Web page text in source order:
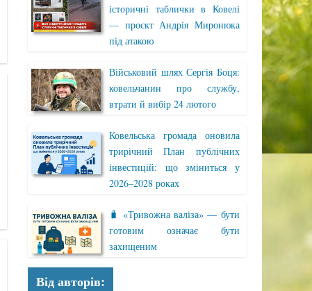
історичні таблички в Ковелі
— проєкт Андрія Миронюка
під атакою
Військовий шлях Сергія Боця:
ковельчанин про службу,
втрати й вибір 24 лютого
Ковельська громада оновила
трирічний План публічних
інвестицій: що зміниться у
2026–2028 роках
🧳 «Тривожна валіза» — бути
готовим означає бути
захищеним
Від авторів: